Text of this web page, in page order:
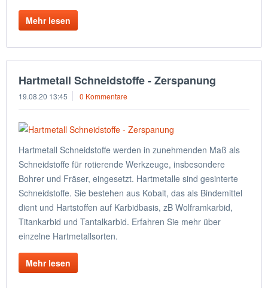
Mehr lesen
Hartmetall Schneidstoffe - Zerspanung
19.08.20 13:45 0 Kommentare
Hartmetall Schneidstoffe werden in zunehmenden Maß als
Schneidstoffe für rotierende Werkzeuge, insbesondere
Bohrer und Fräser, eingesetzt. Hartmetalle sind gesinterte
Schneidstoffe. Sie bestehen aus Kobalt, das als Bindemittel
dient und Hartstoffen auf Karbidbasis, zB Wolframkarbid,
Titankarbid und Tantalkarbid. Erfahren Sie mehr über
einzelne Hartmetallsorten.
Mehr lesen